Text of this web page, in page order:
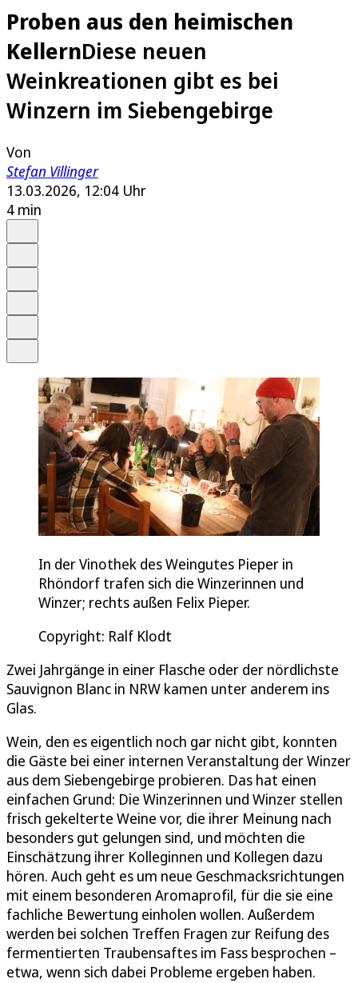
Proben aus den heimischen
KellernDiese neuen
Weinkreationen gibt es bei
Winzern im Siebengebirge
Von
Stefan Villinger
13.03.2026, 12:04 Uhr
4 min
In der Vinothek des Weingutes Pieper in
Rhöndorf trafen sich die Winzerinnen und
Winzer; rechts außen Felix Pieper.
Copyright: Ralf Klodt
Zwei Jahrgänge in einer Flasche oder der nördlichste
Sauvignon Blanc in NRW kamen unter anderem ins
Glas.
Wein, den es eigentlich noch gar nicht gibt, konnten
die Gäste bei einer internen Veranstaltung der Winzer
aus dem Siebengebirge probieren. Das hat einen
einfachen Grund: Die Winzerinnen und Winzer stellen
frisch gekelterte Weine vor, die ihrer Meinung nach
besonders gut gelungen sind, und möchten die
Einschätzung ihrer Kolleginnen und Kollegen dazu
hören. Auch geht es um neue Geschmacksrichtungen
mit einem besonderen Aromaprofil, für die sie eine
fachliche Bewertung einholen wollen. Außerdem
werden bei solchen Treffen Fragen zur Reifung des
fermentierten Traubensaftes im Fass besprochen –
etwa, wenn sich dabei Probleme ergeben haben.